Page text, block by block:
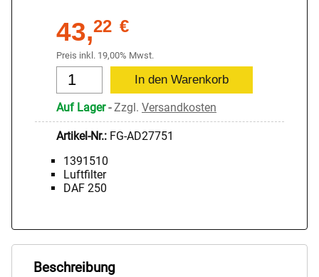
43,22 €
Preis inkl. 19,00% Mwst.
Auf Lager-Zzgl. Versandkosten
Artikel-Nr.: FG-AD27751
1391510
Luftfilter
DAF 250
Beschreibung